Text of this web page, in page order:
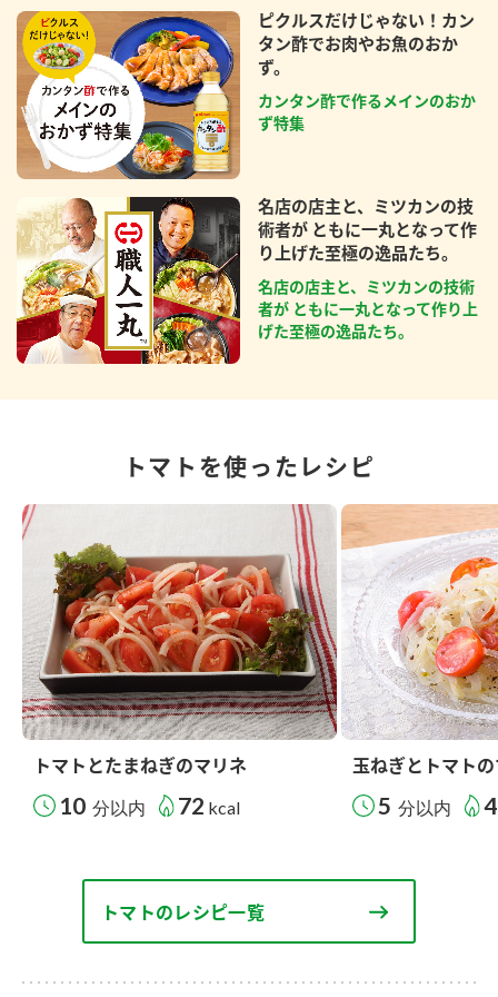
ピクルスだけじゃない！カン
タン酢でお肉やお魚のおか
ず。
カンタン酢で作るメインのおか
ず特集
名店の店主と、ミツカンの技
術者が ともに一丸となって作
り上げた至極の逸品たち。
名店の店主と、ミツカンの技術
者が ともに一丸となって作り上
げた至極の逸品たち。
トマトを使ったレシピ
トマトとたまねぎのマリネ
10 分以内 72 kcal
玉ねぎとトマト
5 分以内
トマトのレシピ一覧